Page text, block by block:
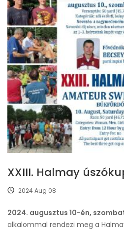
XXIII. Halmay
2024 Aug 08
2024. augusztus 10-én,
alkalommal rendezi meg a